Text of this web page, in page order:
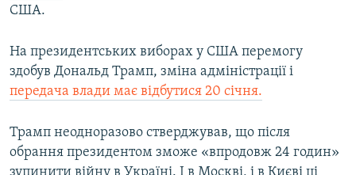
США.
На президентських виборах у США перемогу
здобув Дональд Трамп, зміна адміністрації і
передача влади має відбутися 20 січня.
Трамп неодноразово стверджував, що після
обрання президентом зможе «впродовж 24 годин»